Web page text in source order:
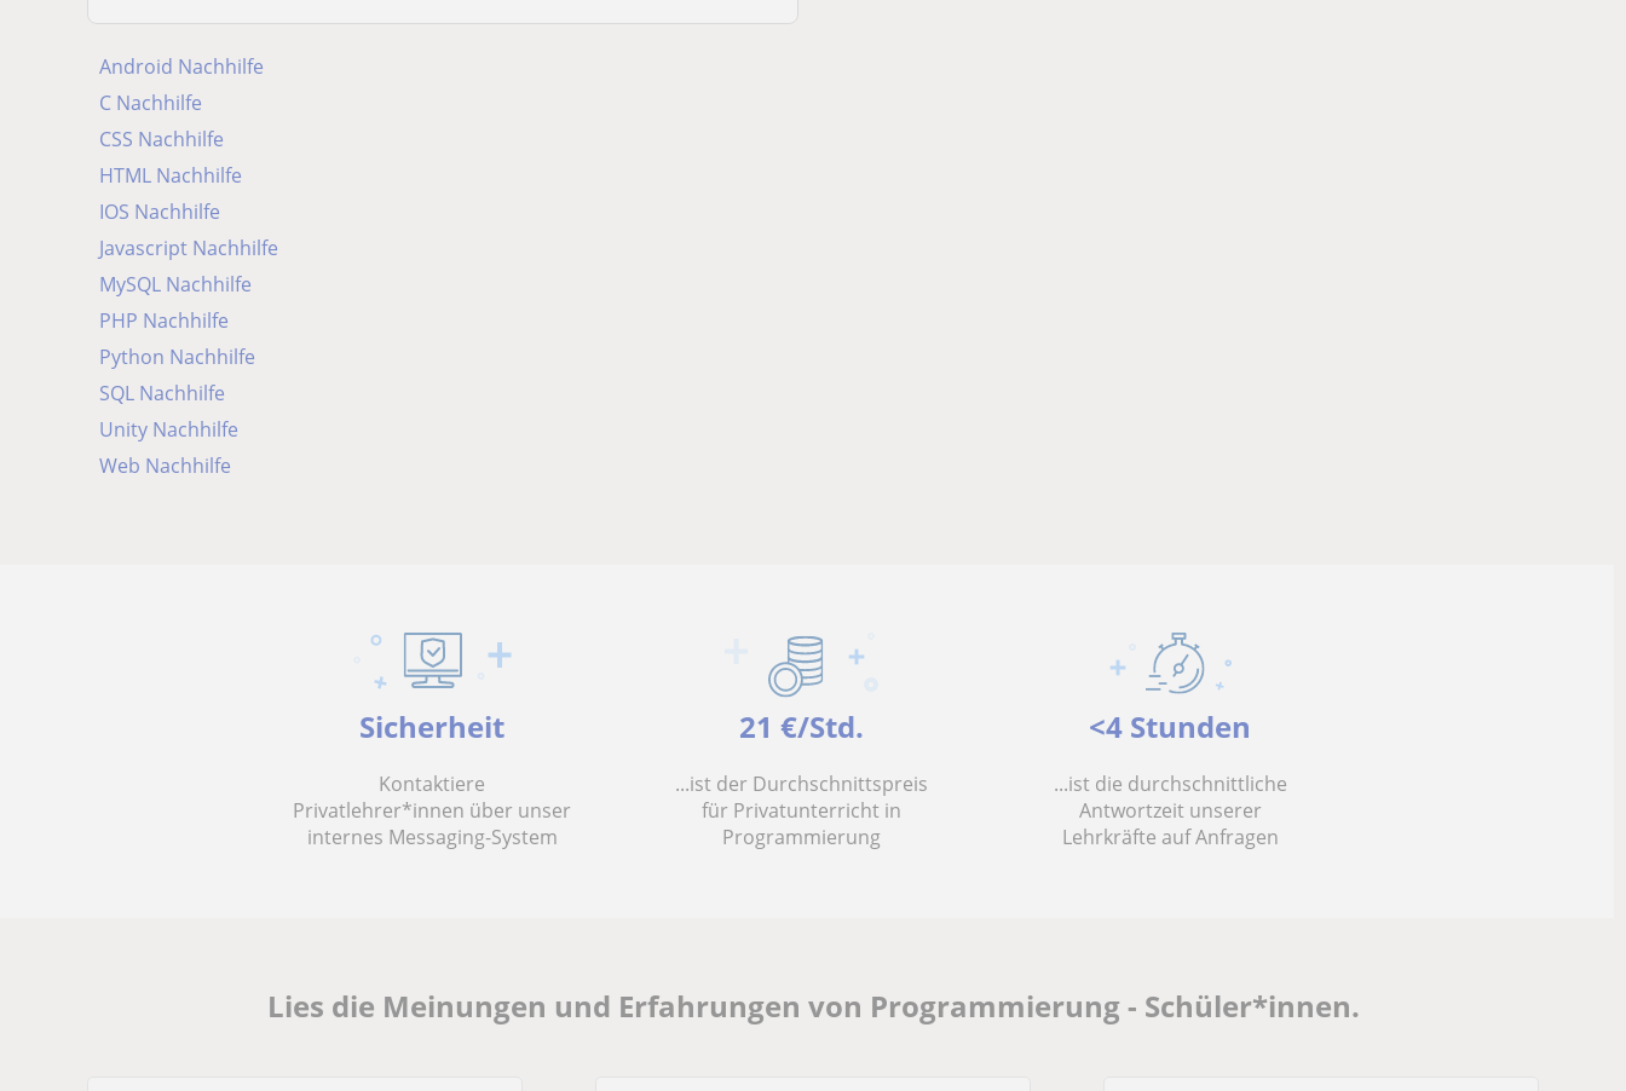
Android Nachhilfe
C Nachhilfe
CSS Nachhilfe
HTML Nachhilfe
IOS Nachhilfe
Javascript Nachhilfe
MySQL Nachhilfe
PHP Nachhilfe
Python Nachhilfe
SQL Nachhilfe
Unity Nachhilfe
Web Nachhilfe
Sicherheit
Kontaktiere
Privatlehrer*innen über unser
internes Messaging-System
21 €/Std.
...ist der Durchschnittspreis
für Privatunterricht in
Programmierung
<4 Stunden
...ist die durchschnittliche
Antwortzeit unserer
Lehrkräfte auf Anfragen
Lies die Meinungen und Erfahrungen von Programmierung - Schüler*innen.